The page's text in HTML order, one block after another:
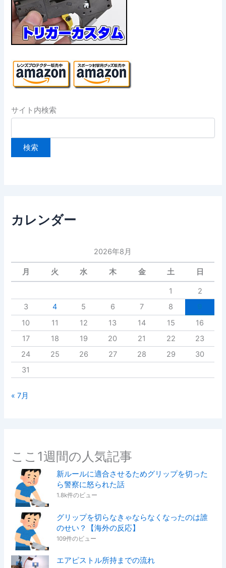
サイト内検索
カレンダー
2026年8月
月 火 水 木 金 土 日
1
2
3
4 5 6 7 8
10
11 12 13 14 15
16
17
18 19 20 21 22
23
24
25 26 27 28 29
30
31
« 7月
ここ1週間の人気記事
新ルールに適合させるためグリップを切った
ら警察に怒られた話
1.8k件のビュー
グリップを切らなきゃならなくなったのは誰
のせい？【海外の反応】
109件のビュー
エアピストル所持までの流れ